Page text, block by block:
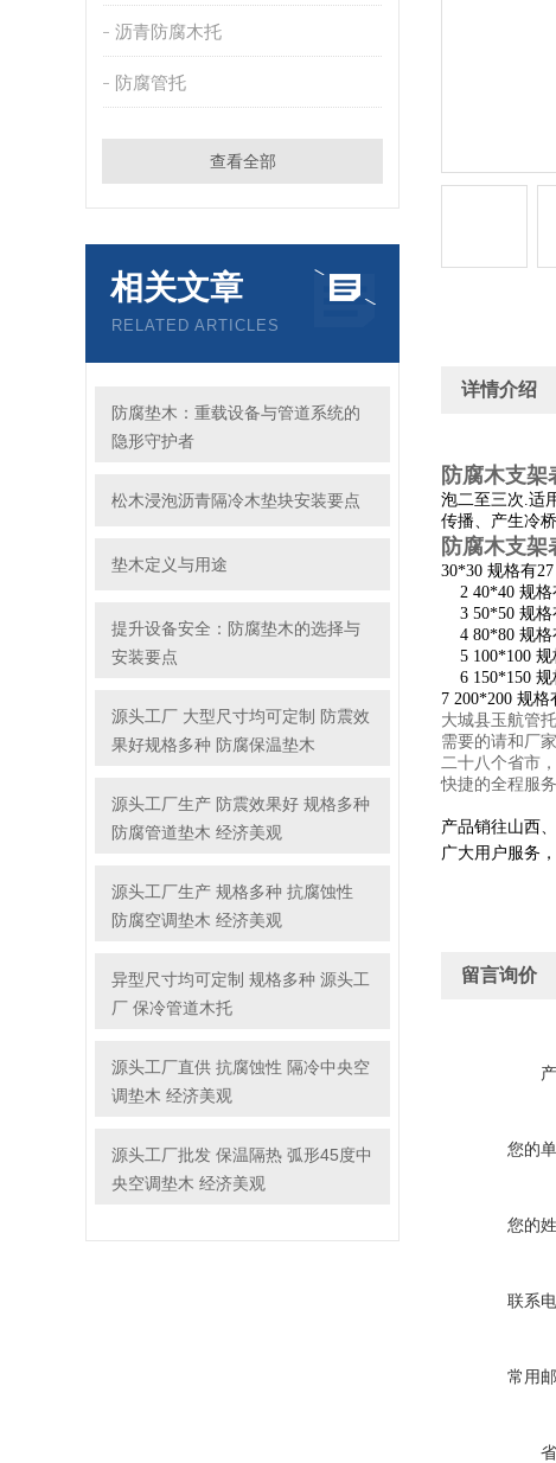
沥青防腐木托
防腐管托
查看全部
相关文章
RELATED ARTICLES
防腐垫木：重载设备与管道系统的
隐形守护者
松木浸泡沥青隔冷木垫块安装要点
垫木定义与用途
提升设备安全：防腐垫木的选择与
安装要点
源头工厂 大型尺寸均可定制 防震效
果好规格多种 防腐保温垫木
源头工厂生产 防震效果好 规格多种
防腐管道垫木 经济美观
源头工厂生产 规格多种 抗腐蚀性
防腐空调垫木 经济美观
异型尺寸均可定制 规格多种 源头工
厂 保冷管道木托
源头工厂直供 抗腐蚀性 隔冷中央空
调垫木 经济美观
源头工厂批发 保温隔热 弧形45度中
央空调垫木 经济美观
详情介绍
防腐木支
泡二至三次.适
传播、产生冷
防腐木支
30*30 规格有27
2 40*40 规格
3 50*50 规格
4 80*80 规格
5 100*100 规
6 150*150 规
7 200*200 规格
大城县玉航管
需要的请和厂家
二十八个省市
快捷的全程服
产品销往山西
广大用户服务
留言询价
您的
您的
联系
常用